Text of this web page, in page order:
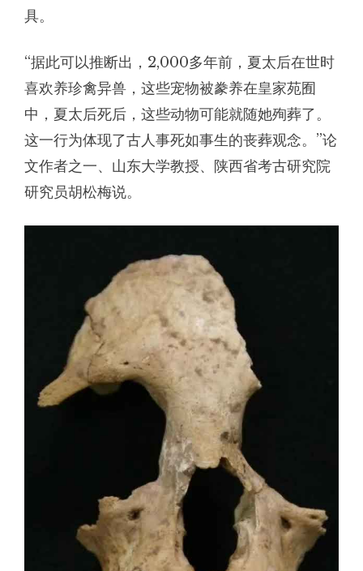
具。
“据此可以推断出，2,000多年前，夏太后在世时
喜欢养珍禽异兽，这些宠物被豢养在皇家苑囿
中，夏太后死后，这些动物可能就随她殉葬了。
这一行为体现了古人事死如事生的丧葬观念。”论
文作者之一、山东大学教授、陕西省考古研究院
研究员胡松梅说。